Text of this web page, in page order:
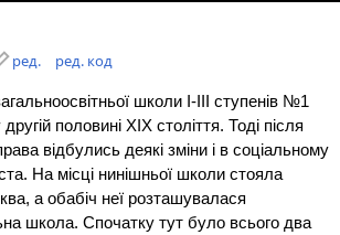
ред. ред. код
школи І-ІІІ ступенів №1
половині ХІХ століття. Тоді після
відбулись деякі зміни і в соціальному
На місці нинішньої школи стояла
а обабіч неї розташувалася
школа. Спочатку тут було всього два